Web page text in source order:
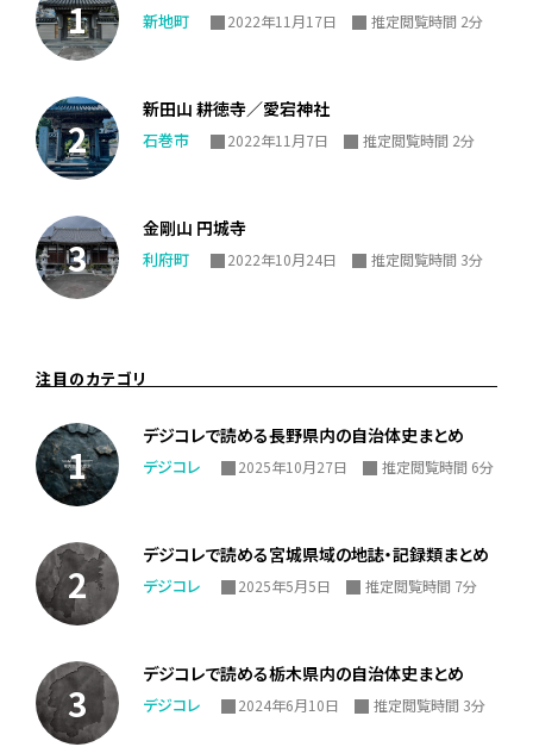
新地町 2022年11月17日 推定閲覧時間 2分
新田山 耕徳寺／愛宕神社
石巻市 2022年11月7日 推定閲覧時間 2分
金剛山 円城寺
利府町 2022年10月24日 推定閲覧時間 3分
注目のカテゴリ
デジコレで読める長野県内の自治体史まとめ
デジコレ 2025年10月27日 推定閲覧時間 6分
デジコレで読める宮城県域の地誌・記録類まとめ
デジコレ 2025年5月5日 推定閲覧時間 7分
デジコレで読める栃木県内の自治体史まとめ
デジコレ 2024年6月10日 推定閲覧時間 3分